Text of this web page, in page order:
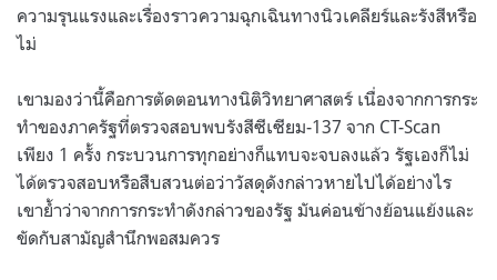
ความรุนแรงและเรื่องราวความฉุกเฉินทางนิวเคลียร์และรังสีหรือ
ไม่
เขามองว่านี้คือการตัดตอนทางนิติวิทยาศาสตร์ เนื่องจากการกระ
ทำของภาครัฐที่ตรวจสอบพบรังสีซีเซียม-137 จาก CT-Scan
เพียง 1 ครั้ง กระบวนการทุกอย่างก็แทบจะจบลงแล้ว รัฐเองก็ไม่
ได้ตรวจสอบหรือสืบสวนต่อว่าวัสดุดังกล่าวหายไปได้อย่างไร
เขาย้ำว่าจากการกระทำดังกล่าวของรัฐ มันค่อนข้างย้อนแย้งและ
ขัดกับสามัญสำนึกพอสมควร